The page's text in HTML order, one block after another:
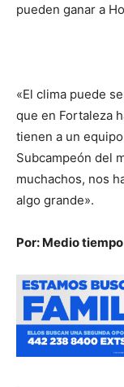
pueden ganar a
«El clima puede
que en Fortaleza
tienen a un
Subcampeón del
muchachos, nos
algo grande».
Por: Medio tiempo